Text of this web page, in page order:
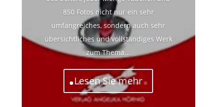
850 Fotos nicht nur ein sehr
umfangreiches, sondern auch sehr
übersichtliches und vollständiges Werk
zum Thema...
Lesen Sie mehr